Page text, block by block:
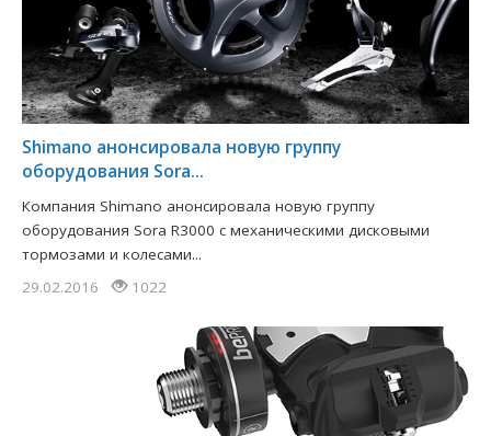
Shimano анонсировала новую группу
оборудования Sora...
Компания Shimano анонсировала новую группу
оборудования Sora R3000 с механическими дисковыми
тормозами и колесами...
29.02.2016
1022